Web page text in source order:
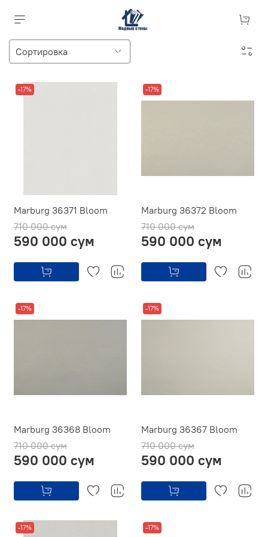
-17%
Marburg 36371 Bloom
710 000 сум
590 000 сум
-17%
Marburg 36372 Bloom
710 000 сум
590 000 сум
-17%
Marburg 36368 Bloom
710 000 сум
590 000 сум
-17%
Marburg 36367 Bloom
710 000 сум
590 000 сум
-17% -17%